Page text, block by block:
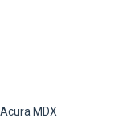
MDX